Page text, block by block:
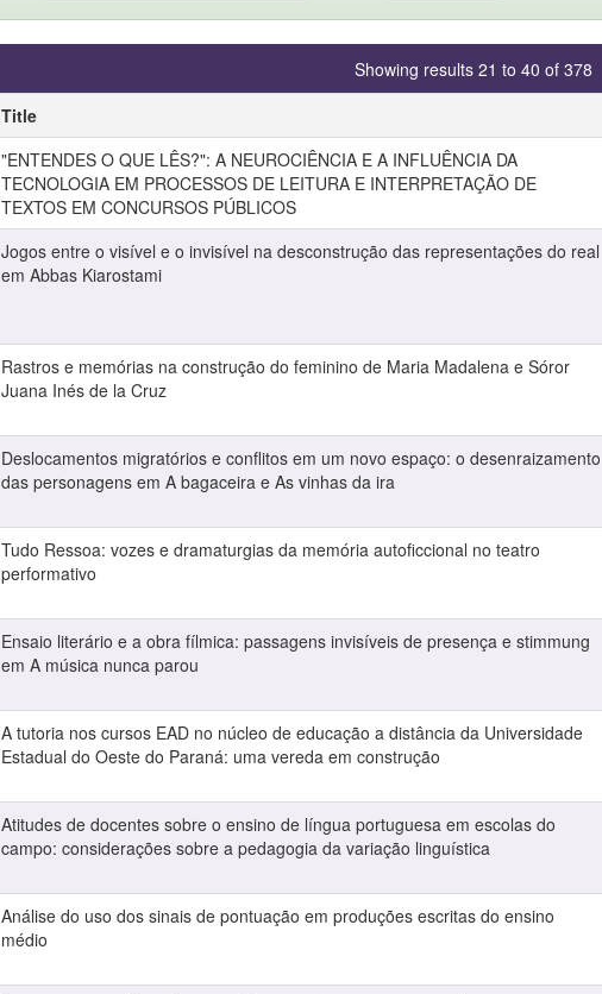
Showing results 21 to 40 of 378
Title
"ENTENDES O QUE LÊS?": A NEUROCIÊNCIA E A INFLUÊNCIA DA
TECNOLOGIA EM PROCESSOS DE LEITURA E INTERPRETAÇÃO DE
TEXTOS EM CONCURSOS PÚBLICOS
Jogos entre o visível e o invisível na desconstrução das representações do real
em Abbas Kiarostami
Rastros e memórias na construção do feminino de Maria Madalena e Sóror
Juana Inés de la Cruz
Deslocamentos migratórios e conflitos em um novo espaço: o desenraizamento
das personagens em A bagaceira e As vinhas da ira
Tudo Ressoa: vozes e dramaturgias da memória autoficcional no teatro
performativo
Ensaio literário e a obra fílmica: passagens invisíveis de presença e stimmung
em A música nunca parou
A tutoria nos cursos EAD no núcleo de educação a distância da Universidade
Estadual do Oeste do Paraná: uma vereda em construção
Atitudes de docentes sobre o ensino de língua portuguesa em escolas do
campo: considerações sobre a pedagogia da variação linguística
Análise do uso dos sinais de pontuação em produções escritas do ensino
médio